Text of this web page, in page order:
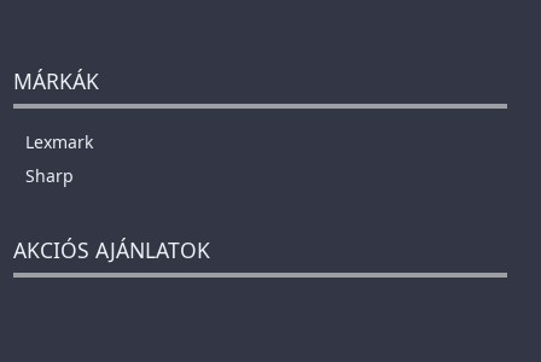
MÁRKÁK
Lexmark
Sharp
AKCIÓS AJÁNLATOK